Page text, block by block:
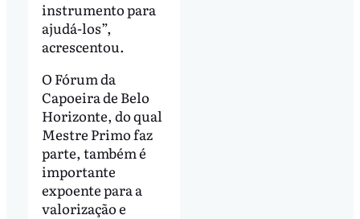
instrumento para
ajudá-los”,
acrescentou.
O Fórum da
Capoeira de Belo
Horizonte, do qual
Mestre Primo faz
parte, também é
importante
expoente para a
valorização e